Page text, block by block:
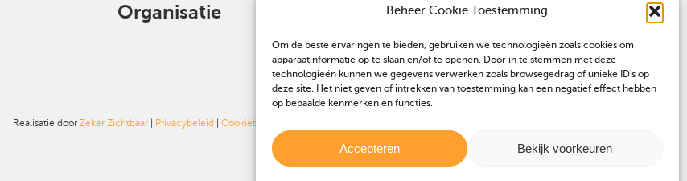
Beheer Cookie Toestemming
Om de beste ervaringen te bieden, gebruiken we technologieën zoals cookies om
apparaatinformatie op te slaan en/of te openen. Door in te stemmen met deze
technologieën kunnen we gegevens verwerken zoals browsegedrag of unieke ID's op
deze site. Het niet geven of intrekken van toestemming kan een negatief effect hebben
op bepaalde kenmerken en functies.
Accepteren Bekijk voorkeuren
Organisatie
Veulen aanmelden
Realisatie door Zeker Zichtbaar | Privacybeleid | Cookiebeleid